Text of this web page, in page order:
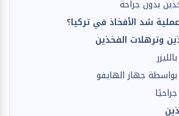
بدون جراحة
شد الأفخاذ في تركيا؟
وترهلات الفخذين